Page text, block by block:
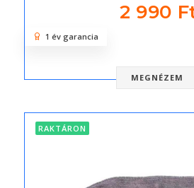
2 990
MEGNÉZEM
1 év garancia
RAKTÁRON